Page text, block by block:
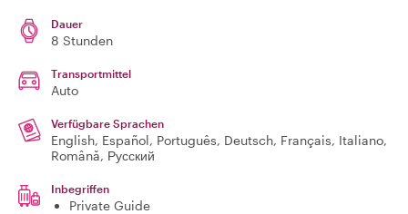
Dauer
8 Stunden
Transportmittel
Auto
Verfügbare Sprachen
English, Español, Português, Deutsch, Français, Italiano,
Română, Русский
Inbegriffen
Private Guide